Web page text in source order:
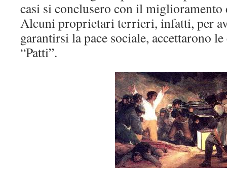
casi si conclusero con il
Alcuni proprietari terrieri, infatti, per
garantirsi la pace sociale, accettarono
“Patti”.